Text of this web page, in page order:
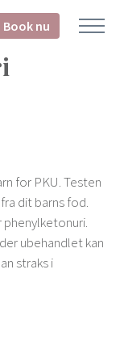
Book nu
for PKU. Testen
dit barns fod.
ubehandlet kan
straks i